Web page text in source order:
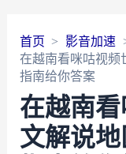
首页
影音加速
在越南看咪咕视频
指南给你答案
在越南
文解说